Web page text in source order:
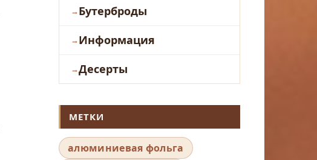
Бутерброды
Информация
Десерты
МЕТКИ
алюминиевая фольга